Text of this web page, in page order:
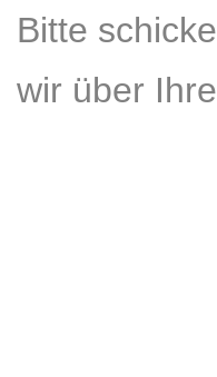
Bitte
wir über